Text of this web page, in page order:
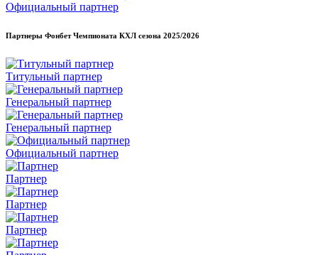
Официальный партнер
Партнеры Фонбет Чемпионата КХЛ сезона 2025/2026
Титульный партнер
Генеральный партнер
Генеральный партнер
Официальный партнер
Партнер
Партнер
Партнер